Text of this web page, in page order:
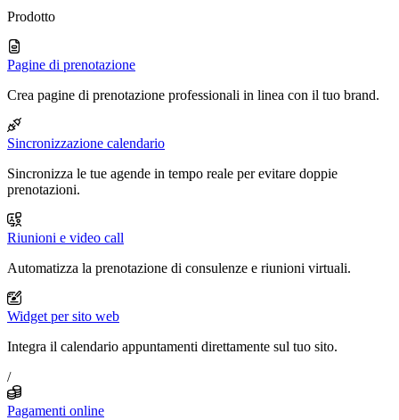
Prodotto
Pagine di prenotazione
Crea pagine di prenotazione professionali in linea con il tuo brand.
Sincronizzazione calendario
Sincronizza le tue agende in tempo reale per evitare doppie
prenotazioni.
Riunioni e video call
Automatizza la prenotazione di consulenze e riunioni virtuali.
Widget per sito web
Integra il calendario appuntamenti direttamente sul tuo sito.
/
Pagamenti online